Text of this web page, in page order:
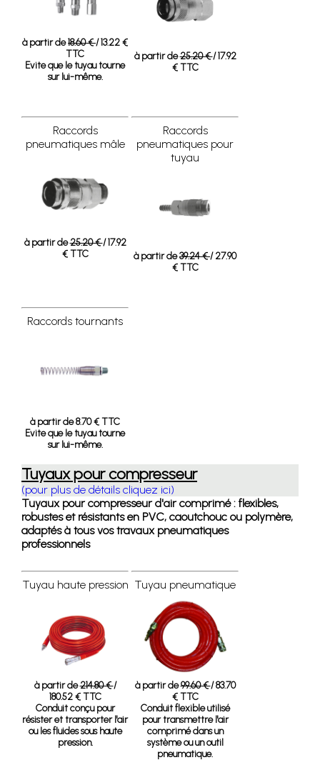
à partir de18.60 €/ 13.22 €
TTC
Evite que le tuyau tourne
sur lui-même.
à partir de25.20 €/ 17.92
€ TTC
Raccords
pneumatiques mâle
à partir de25.20 €/ 17.92
€ TTC
Raccords
pneumatiques pour
tuyau
à partir de39.24 €/ 27.90
€ TTC
Raccords tournants
à partir de 8.70 € TTC
Evite que le tuyau tourne
sur lui-même.
Tuyaux pour compresseur
(pour plus de détails cliquez ici)
Tuyaux pour compresseur d'air comprimé : flexibles,
robustes et résistants en PVC, caoutchouc ou polymère,
adaptés à tous vos travaux pneumatiques
professionnels
Tuyau haute pression
à partir de214.80 €/
180.52 € TTC
Conduit conçu pour
résister et transporter l'air
ou les fluides sous haute
pression.
Tuyau pneumatique
à partir de99.60 €/ 83.70
€ TTC
Conduit flexible utilisé
pour transmettre l'air
comprimé dans un
système ou un outil
pneumatique.